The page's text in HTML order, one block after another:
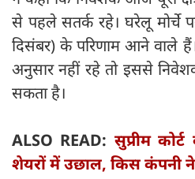
से पहले सतर्क रहे। घरेलू मोर्चे
दिसंबर) के परिणाम आने वाले
अनुसार नहीं रहे तो इससे
सकता है।
ALSO READ: सुप्रीम
शेयरों में उछाल, किस कंपनी ने